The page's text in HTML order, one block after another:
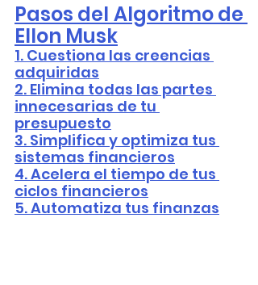
Pasos del Algoritmo de
Ellon Musk
1. Cuestiona las creencias
adquiridas
2. Elimina todas las partes
innecesarias de tu
presupuesto
3. Simplifica y optimiza tus
sistemas financieros
4. Acelera el tiempo de tus
ciclos financieros
5. Automatiza tus finanzas